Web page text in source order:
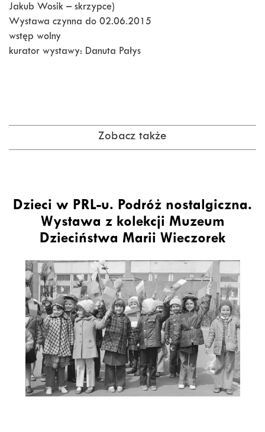
Jakub Wosik – skrzypce)
Wystawa czynna do 02.06.2015
wstęp wolny
kurator wystawy: Danuta Pałys
Zobacz także
Dzieci w PRL-u. Podróż nostalgiczna.
Wystawa z kolekcji Muzeum
Dzieciństwa Marii Wieczorek